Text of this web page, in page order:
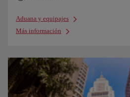
Aduana y equipajes
Más información